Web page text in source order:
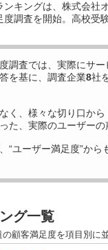
ンキングは、株式会社
度調査を開始。高校受
調査では、実際にサー
を基に、調査企業8社
く、様々な切り口から
た、実際のユーザーの
“ユーザー満足度”から
グ一覧
顧客満足度を項目別に